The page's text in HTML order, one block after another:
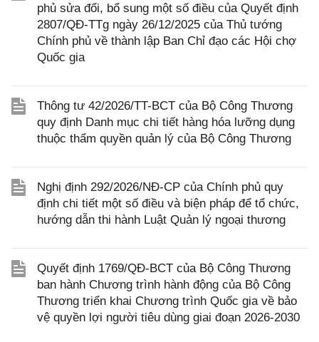
phủ sửa đổi, bổ sung một số điều của Quyết định
2807/QĐ-TTg ngày 26/12/2025 của Thủ tướng
Chính phủ về thành lập Ban Chỉ đạo các Hội chợ
Quốc gia
Thông tư 42/2026/TT-BCT của Bộ Công Thương
quy định Danh mục chi tiết hàng hóa lưỡng dụng
thuộc thẩm quyền quản lý của Bộ Công Thương
Nghị định 292/2026/NĐ-CP của Chính phủ quy
định chi tiết một số điều và biện pháp để tổ chức,
hướng dẫn thi hành Luật Quản lý ngoại thương
Quyết định 1769/QĐ-BCT của Bộ Công Thương
ban hành Chương trình hành động của Bộ Công
Thương triển khai Chương trình Quốc gia về bảo
vệ quyền lợi người tiêu dùng giai đoạn 2026-2030